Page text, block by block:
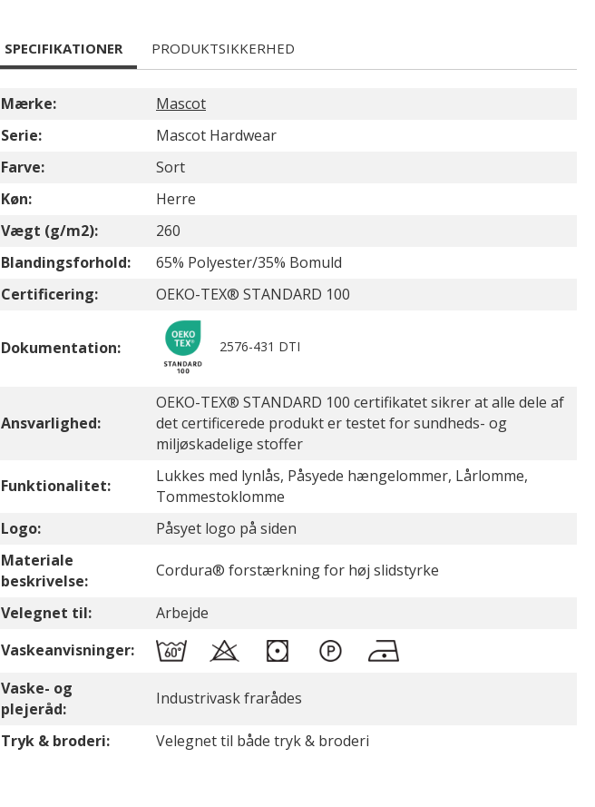
SPECIFIKATIONER PRODUKTSIKKERHED
Mærke:
Mascot
Serie:
Mascot Hardwear
Farve:
Sort
Køn:
Herre
Vægt (g/m2):
260
Blandingsforhold:
65% Polyester/35% Bomuld
Certificering:
OEKO-TEX® STANDARD 100
Dokumentation: 2576-431 DTI
Ansvarlighed:
OEKO-TEX® STANDARD 100 certifikatet sikrer at alle dele af
det certificerede produkt er testet for sundheds- og
miljøskadelige stoffer
Funktionalitet:
Lukkes med lynlås, Påsyede hængelommer, Lårlomme,
Tommestoklomme
Logo:
Påsyet logo på siden
Materiale
beskrivelse:
Cordura® forstærkning for høj slidstyrke
Velegnet til:
Arbejde
Vaskeanvisninger:
Vaske- og
plejeråd:
Industrivask frarådes
Tryk & broderi: Velegnet til både tryk & broderi